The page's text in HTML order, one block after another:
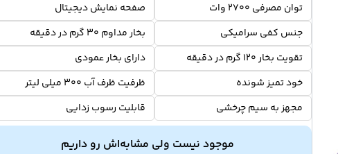
توان مصرفی 2700 وات
صفحه نمایش دیجیتال
جنس کفی سرامیکی
بخار مداوم 30 گرم در دقیقه
تقویت بخار 120 گرم در دقیقه
دارای بخار عمودی
خود تمیز شونده
ظرفیت ظرف آب 300 میلی لیتر
مجهز به سیم چرخشی
قابلیت رسوب زدایی
موجود نیست ولی مشابه‌اش رو داریم